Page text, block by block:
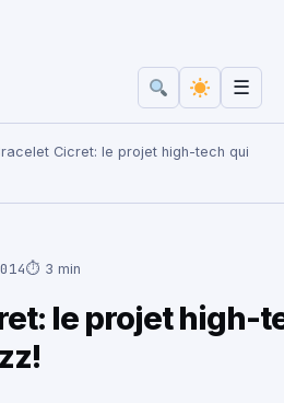
☰
Cicret: le projet high-tech qui
⏱ 3 min
le projet high-